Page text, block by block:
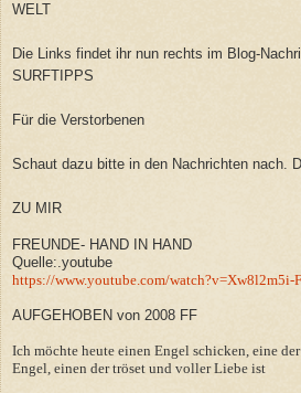
WELT
Die Links findet ihr nun rechts im Blog-
SURFTIPPS
Für die Verstorbenen
Schaut dazu bitte in den Nachrichten nach.
ZU MIR
FREUNDE- HAND IN HAND
Quelle:.youtube
https://www.youtube.com/watch?v=Xw8l2m5i-
AUFGEHOBEN von 2008 FF
Ich möchte heute einen Engel schicken, eine
Engel, einen der tröset und voller Liebe ist